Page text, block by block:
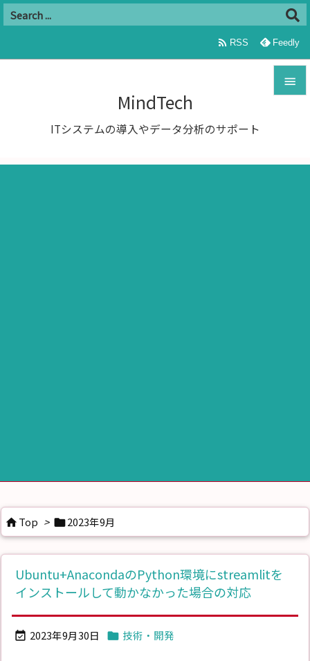
MindTech
ITシステムの導入やデータ分析のサポート

サイド
 RSS Feedly
 Top > 2023年9月
Ubuntu+AnacondaのPython環境にstreamlitを
インストールして動かなかった場合の対応
 2023年9月30日  技術・開発